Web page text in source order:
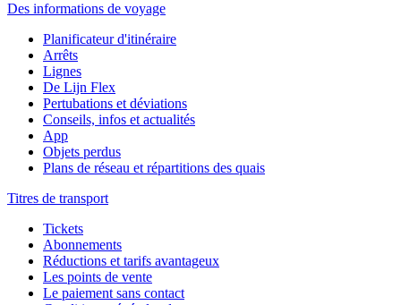
Des informations de voyage
Planificateur d'itinéraire
Arrêts
Lignes
De Lijn Flex
Pertubations et déviations
Conseils, infos et actualités
App
Objets perdus
Plans de réseau et répartitions des quais
Titres de transport
Tickets
Abonnements
Réductions et tarifs avantageux
Les points de vente
Le paiement sans contact